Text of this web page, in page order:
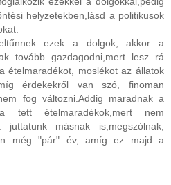
helyzetekben,lásd a politikusok
ezek a dolgok, akkor a
tovább gazdagodni,mert lesz rá
ételmaradékot, moslékot az állatok
érdekekről van szó, finoman
fog változni.Addig maradnak a
tett ételmaradékok,mert nem
másnak is,megszólnak,
még "pár" év, amíg ez majd a